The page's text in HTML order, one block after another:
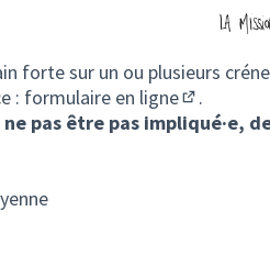
forte sur un ou plusieurs
: formulaire en ligne
(Lien
.
pas être pas impliqué·e,